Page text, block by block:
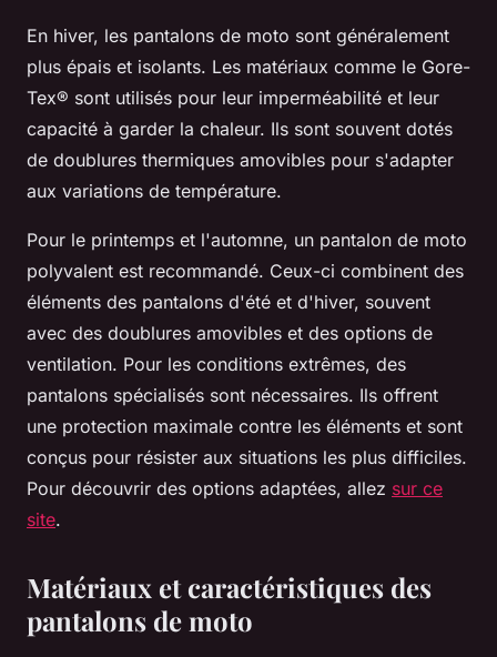
En hiver, les pantalons de moto sont généralement
plus épais et isolants. Les matériaux comme le Gore-
Tex® sont utilisés pour leur imperméabilité et leur
capacité à garder la chaleur. Ils sont souvent dotés
de doublures thermiques amovibles pour s'adapter
aux variations de température.
Pour le printemps et l'automne, un pantalon de moto
polyvalent est recommandé. Ceux-ci combinent des
éléments des pantalons d'été et d'hiver, souvent
avec des doublures amovibles et des options de
ventilation. Pour les conditions extrêmes, des
pantalons spécialisés sont nécessaires. Ils offrent
une protection maximale contre les éléments et sont
conçus pour résister aux situations les plus difficiles.
Pour découvrir des options adaptées, allez sur ce
site.
Matériaux et caractéristiques des
pantalons de moto